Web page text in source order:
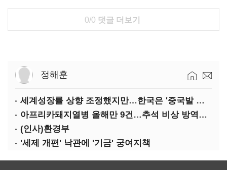
0/0 댓글 더보기
정해훈
세계성장률 상향 조정했지만…한국은 '중국발 살얼음판'
아프리카돼지열병 올해만 9건…추석 비상 방역에 '총력'
(인사)환경부
'세제 개편' 낙관에 '기금' 궁여지책